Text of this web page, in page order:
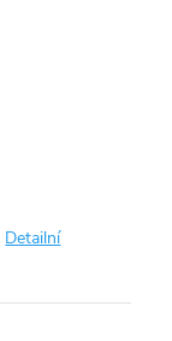
Detailní